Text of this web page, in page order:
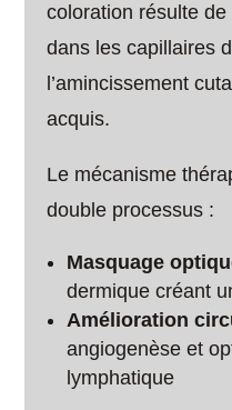
coloration résulte
dans les capillaires
l’amincissement
acquis.
Le mécanisme
double processus :
Masquage
dermique créant
Amélioration
angiogenèse et
lymphatique